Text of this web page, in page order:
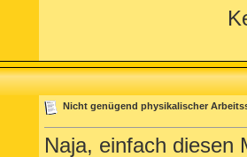
Nicht genügend physikalischer
Naja, einfach diesen